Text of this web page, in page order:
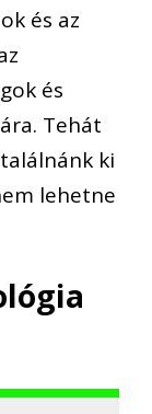
és az
és
Tehát
ki
lehetne